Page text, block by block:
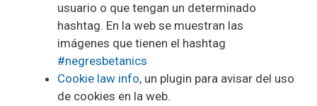
usuario o que tengan un determinado
hashtag. En la web se muestran las
imágenes que tienen el hashtag
#negresbetanics
Cookie law info, un plugin para avisar del uso
de cookies en la web.